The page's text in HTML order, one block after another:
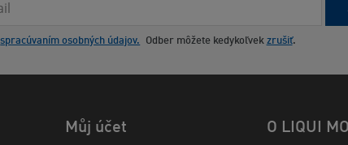
spracúvaním osobných údajov. Odber môžete kedykoľvek zrušiť.
Můj účet O LIQUI